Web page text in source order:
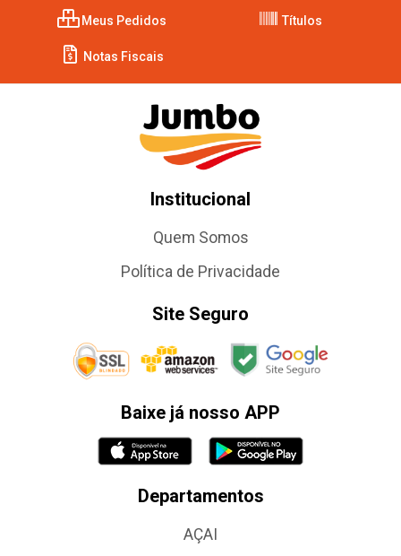
Meus Pedidos Títulos
Notas Fiscais
Institucional
Quem Somos
Política de Privacidade
Site Seguro
Baixe já nosso APP
Departamentos
AÇAI